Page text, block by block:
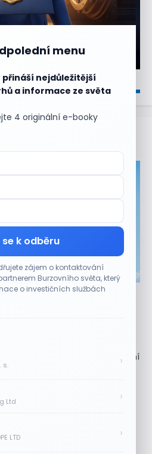
menu
nejdůležitější
a informace ze světa
4 originální e-booky
se k odběru
zájem o kontaktování
Burzovního světa, který
o investičních službách
s. ›
Ltd ›
LTD ›
nejhoršímu výprodeji
ve čtvrtek uzavřely obchodování
kauza tlačí akcie Chipotle
ale zůstávají klidní